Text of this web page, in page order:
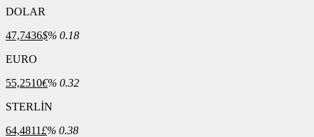
DOLAR
47,7436$% 0.18
EURO
55,2510€% 0.32
STERLİN
64,4811£% 0.38